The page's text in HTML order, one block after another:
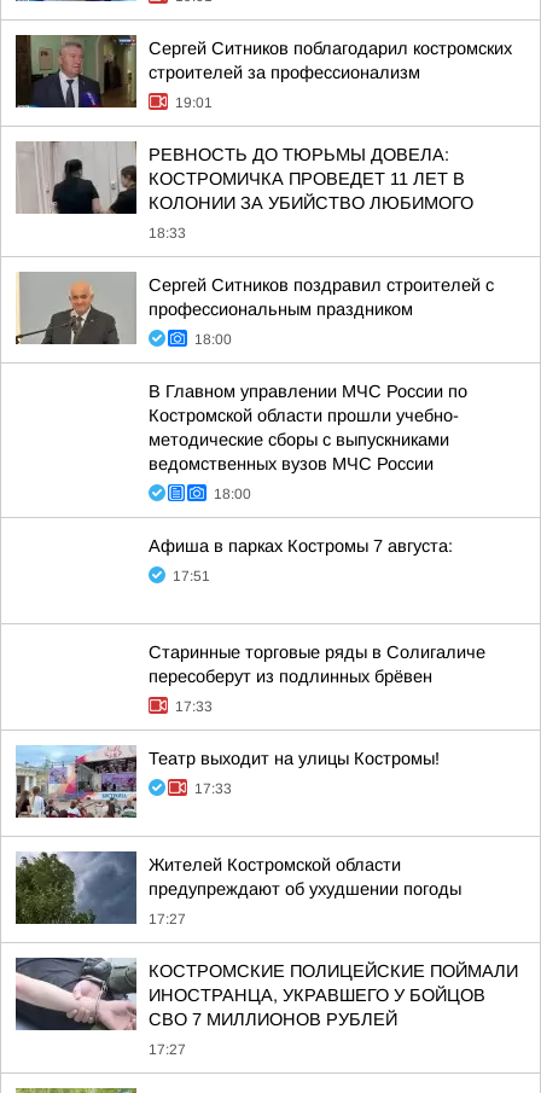
Сергей Ситников поблагодарил костромских
строителей за профессионализм
19:01
РЕВНОСТЬ ДО ТЮРЬМЫ ДОВЕЛА:
КОСТРОМИЧКА ПРОВЕДЕТ 11 ЛЕТ В
КОЛОНИИ ЗА УБИЙСТВО ЛЮБИМОГО
18:33
Сергей Ситников поздравил строителей с
профессиональным праздником
18:00
В Главном управлении МЧС России по
Костромской области прошли учебно-
методические сборы с выпускниками
ведомственных вузов МЧС России
18:00
Афиша в парках Костромы 7 августа:
17:51
Старинные торговые ряды в Солигаличе
пересоберут из подлинных брёвен
17:33
Театр выходит на улицы Костромы!
17:33
Жителей Костромской области
предупреждают об ухудшении погоды
17:27
КОСТРОМСКИЕ ПОЛИЦЕЙСКИЕ ПОЙМАЛИ
ИНОСТРАНЦА, УКРАВШЕГО У БОЙЦОВ
СВО 7 МИЛЛИОНОВ РУБЛЕЙ
17:27